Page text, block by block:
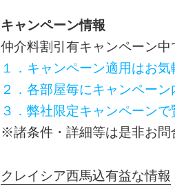
キャンペーン情報
仲介料割引有キャンペーン中
１．キャンペーン適用はお気
２．各部屋毎にキャンペーン
３．弊社限定キャンペーンで
※諸条件・詳細等は是非お問
クレイシア西馬込有益な情報